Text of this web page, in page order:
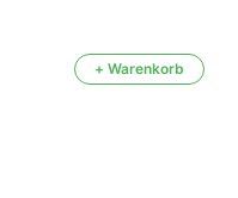
+ Warenkorb